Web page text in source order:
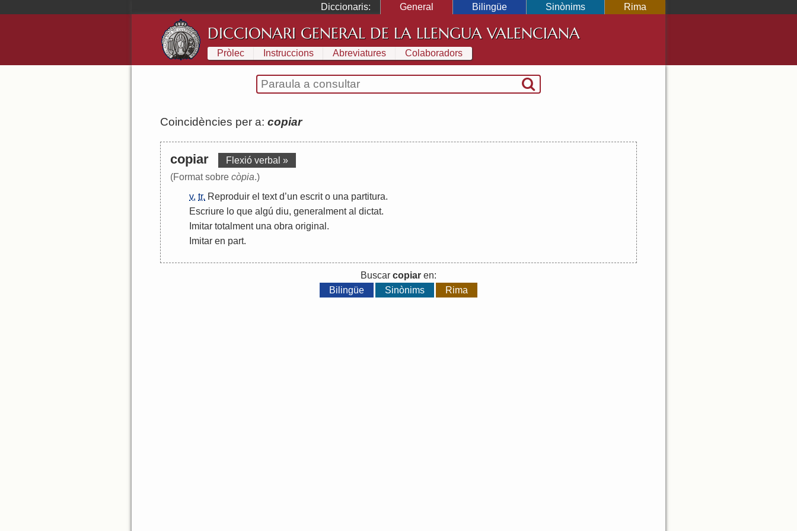
Diccionaris: General Bilingüe Sinònims Rima
DICCIONARI GENERAL DE LA LLENGUA VALENCIANA
Pròlec Instruccions Abreviatures Colaboradors
Coincidències per a: copiar
copiar
Flexió verbal »
(Format sobre còpia.)
v. tr. Reproduir el text d’un escrit o una partitura.
Escriure lo que algú diu, generalment al dictat.
Imitar totalment una obra original .
Imitar en part.
Buscar copiar en:
Bilingüe
Sinònims Rima